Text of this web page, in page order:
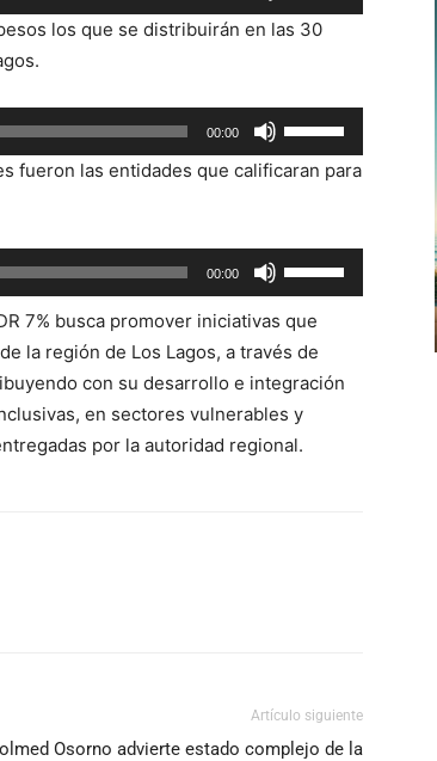
las
teclas
flecha
arriba/abajo
para
volumen.
los que se distribuirán en las 30
00:00
las
teclas
flecha
arriba/abajo
disminuir
fueron las entidades que calificaran para
00:00
las
teclas
de
flecha
arriba/abajo
para
7% busca promover iniciativas que
la región de Los Lagos, a través de
con su desarrollo e integración
en sectores vulnerables y
por la autoridad regional.
Artículo siguiente
Osorno advierte estado complejo de la